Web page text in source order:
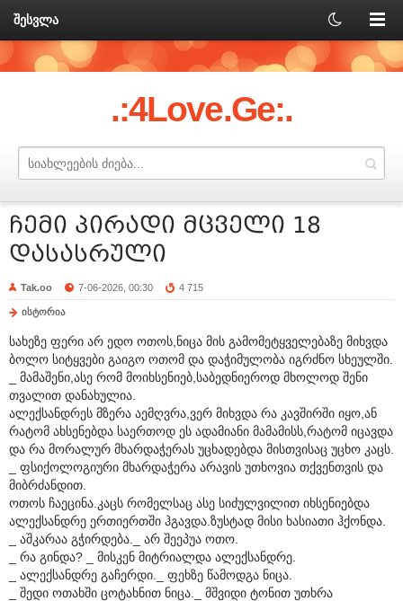
შესვლა
.:4Love.Ge:.
ჩემი პირადი მცველი 18
დასასრული
Tak.oo 7-06-2026, 00:30 4 715
ისტორია
სახეზე ფერი არ ედო ოთოს,ნიცა მის გამომეტყველებაზე მიხვდა
ბოლო სიტყვები გაიგო ოთომ და დაჭიმულობა იგრძნო სხეულში.
_ მამაშენი,ასე რომ მოიხსენიებ,საბედნიეროდ მხოლოდ შენი
თვალით დანახულია.
ალექსანდრეს მზერა აემღვრა,ვერ მიხვდა რა კავშირში იყო,ან
რატომ ახსენებდა საერთოდ ეს ადამიანი მამამისს,რატომ იცავდა
და რა მორალურ მხარდაჭერას უცხადებდა მისთვისაც უცხო კაცს.
_ ფსიქოლოგიური მხარდაჭერა არავის უთხოვია თქვენთვის და
მიბრძანდით.
ოთოს ჩაეცინა.კაცს რომელსაც ასე სიძულვილით იხსენიებდა
ალექსანდრე ერთიერთში ჰგავდა.ზუსტად მისი ხასიათი ჰქონდა.
_ აშკარაა გჭირდება._ არ შეეპუა ოთო.
_ რა გინდა? _ მისკენ მიტრიალდა ალექსანდრე.
_ ალექსანდრე გაჩერდი._ ფეხზე წამოდგა ნიცა.
_ შედი ოთახში ცოტახნით ნიცა._ მშვიდი ტონით უთხრა